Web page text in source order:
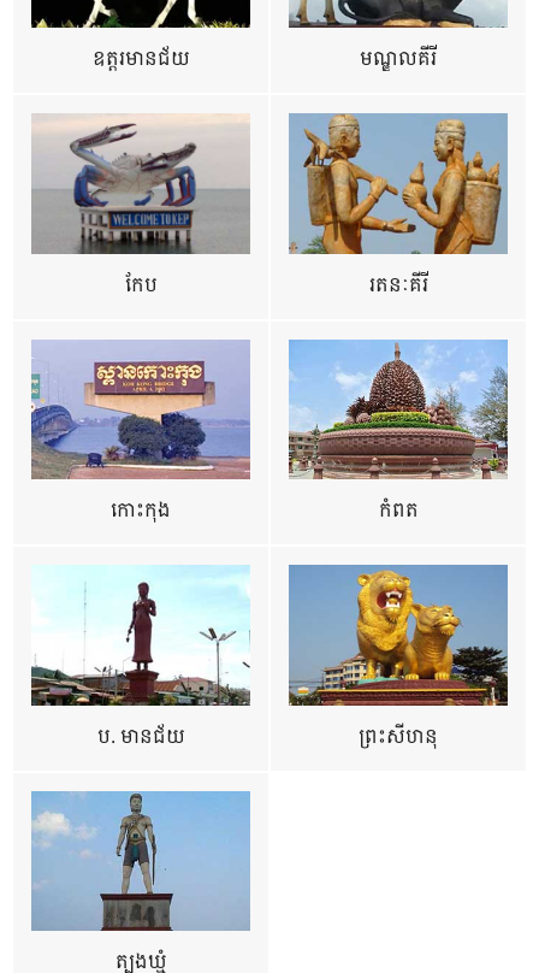
ឧត្ដរមានជ័យ មណ្ឌលគីរី
កែប រតនៈគីរី
កោះកុង កំពត
ប. មានជ័យ ព្រះសីហនុ
ត្បូងឃ្មុំ